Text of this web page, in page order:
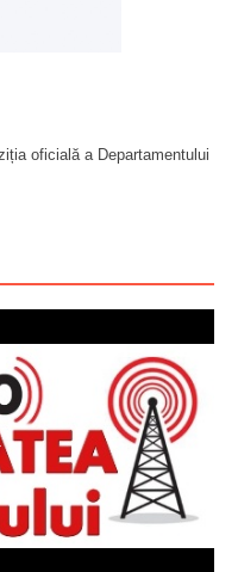
oficială a Departamentului